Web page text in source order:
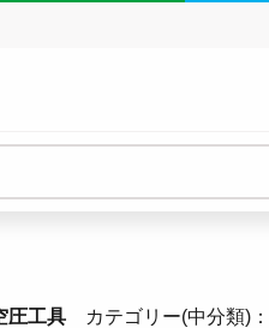
圧工具 カテゴリー(中分類)